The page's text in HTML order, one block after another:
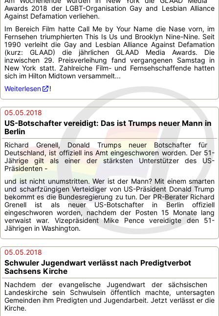
Awards 2018 der LGBT-Organisation Gay and Lesbian Alliance
Against Defamation verliehen.
Im Bereich Film hatte Call Me by Your Name die Nase vorn, im
Fernsehen triumphierten This Is Us und Brooklyn Nine-Nine. Seit
1990 verleiht die Gay and Lesbian Alliance Against Defamation
(kurz: GLAAD) die jährlichen GLAAD Media Awards. Die
inzwischen 29. Preisverleihung fand vergangenen Samstag in
New York statt. Zahlreiche Film- und Fernsehschaffende hatten
sich im Hilton Midtown versammelt...
Weiterlesen
!
05.05.2018
US-Botschafter vereidigt: Das ist Trumps neuer Mann in
Berlin
Richard Grenell, Donald Trumps neuer Botschafter für
Deutschland, ist offiziell ins Amt eingeschworen worden. Der 51-
Jährige gilt als einer der stärksten Unterstützer des US-
Präsidenten -
und ist nicht unumstritten. Wer ist der Mann? Mit einem smarten
und scharfzüngigen Verteidiger von US-Präsident Donald Trump
bekommt es die Bundesregierung zu tun. Der PR-Berater Richard
Grenell ist als neuer US-Botschafter in Berlin offiziell
eingeschworen worden, nachdem der Posten 15 Monate lang
verwaist war. Vizepräsident Mike Pence vereidigte den 51-
Jährigen in Washington.
05.05.2018
Schwuler Jugendwart verlässt nach Predigtverbot
Sachsens Kirche
Nachdem der evangelische Jugendwart der sächsischen
Landeskirche sein Schwulsein öffentlich machte, untersagten
Gemeinden ihm Predigten und Jugendarbeit. Jetzt verlässt er die
Kirche.